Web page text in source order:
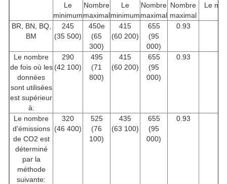
Le
minimum
Nombre
maximal
Le
minimum
Nombre
maximal
Nombre
maximal
Le
BR, BN, BQ,
BM
245
(35 500)
450e
(65
300)
415
(60 200)
655
(95
000)
0.93
Le nombre
de fois où les
données
sont utilisées
est supérieur
à:
290
(42 100)
495
(71
800)
415
(60 200)
655
(95
000)
0.93
Le nombre
d'émissions
de CO2 est
déterminé
par la
méthode
suivante:
320
(46 400)
525
(76
100)
435
(63 100)
655
(95
000)
0.93